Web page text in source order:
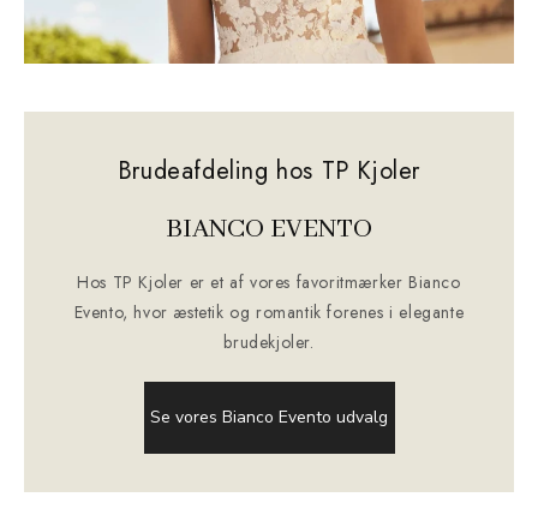
Brudeafdeling hos TP Kjoler
BIANCO EVENTO
Hos TP Kjoler er et af vores favoritmærker Bianco
Evento, hvor æstetik og romantik forenes i elegante
brudekjoler.
Se vores Bianco Evento udvalg